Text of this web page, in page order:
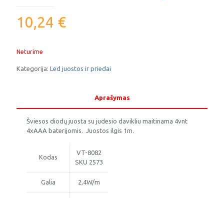
10,24 €
Neturime
Kategorija: Led juostos ir priedai
Aprašymas
Šviesos diodų juosta su judesio davikliu maitinama 4vnt
4xAAA baterijomis. Juostos ilgis 1m.
Kodas
VT-8082
SKU 2573
Galia 2,4W/m